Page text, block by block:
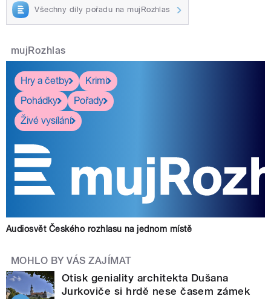
Všechny díly pořadu na mujRozhlas
mujRozhlas
Hry a četby
Krimi
Pohádky
Pořady
Živé vysílání
Audiosvět Českého rozhlasu na jednom místě
MOHLO BY VÁS ZAJÍMAT
Otisk geniality architekta Dušana
Jurkoviče si hrdě nese časem zámek